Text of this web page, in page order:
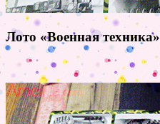
Лото «Военная техника»